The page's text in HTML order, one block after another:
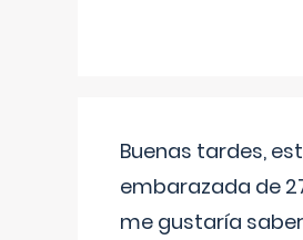
Buenas tardes,
embarazada de
me gustaría